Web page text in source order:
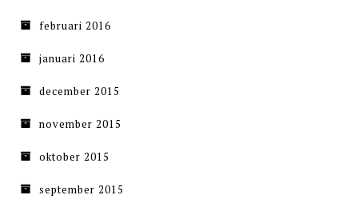
februari 2016
januari 2016
december 2015
november 2015
oktober 2015
september 2015